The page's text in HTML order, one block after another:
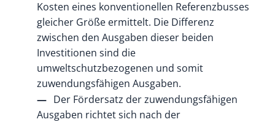
Kosten eines konventionellen Referenzbusses
gleicher Größe ermittelt. Die Differenz
zwischen den Ausgaben dieser beiden
Investitionen sind die
umweltschutzbezogenen und somit
zuwendungsfähigen Ausgaben.
Der Fördersatz der zuwendungsfähigen
Ausgaben richtet sich nach der